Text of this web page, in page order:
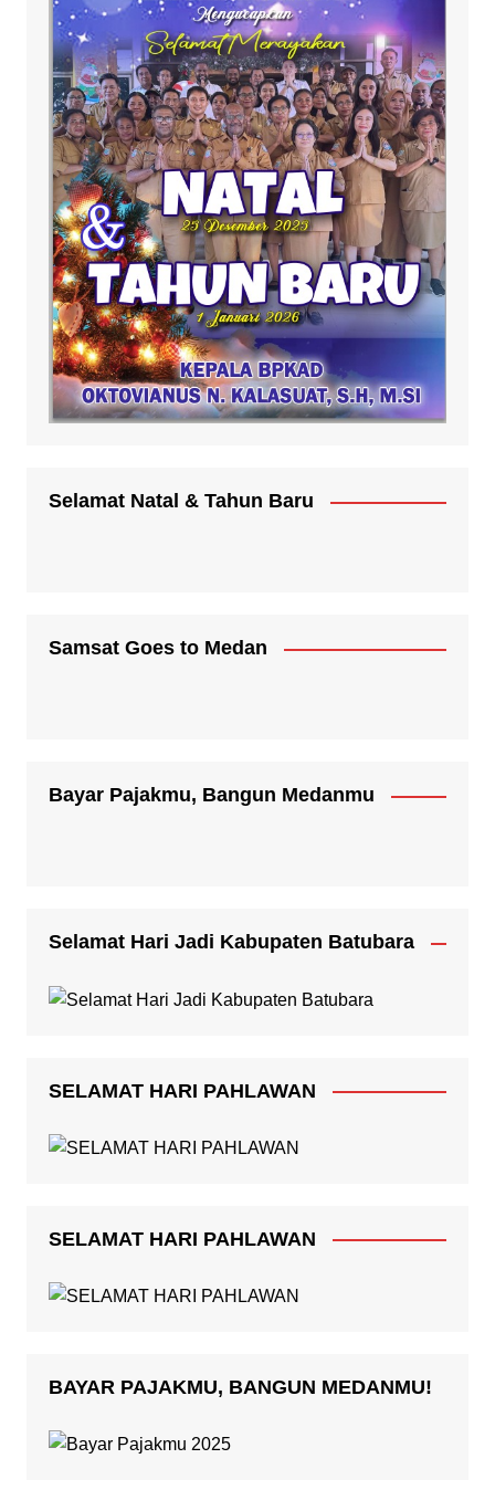
Selamat Natal & Tahun Baru
Samsat Goes to Medan
Bayar Pajakmu, Bangun Medanmu
Selamat Hari Jadi Kabupaten Batubara
SELAMAT HARI PAHLAWAN
SELAMAT HARI PAHLAWAN
BAYAR PAJAKMU, BANGUN MEDANMU!